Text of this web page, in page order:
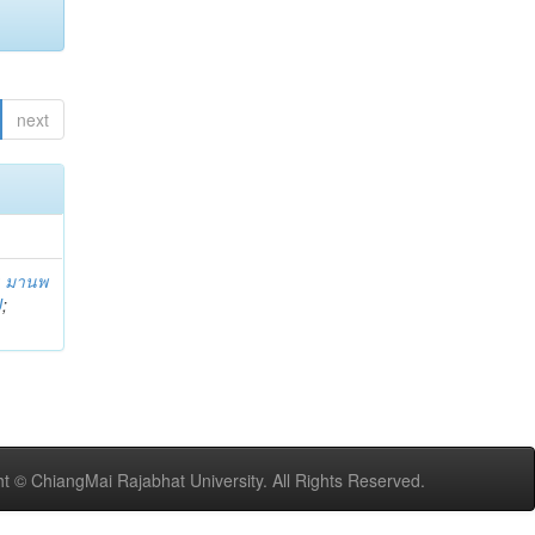
next
มานพ
;
© ChiangMai Rajabhat University. All Rights Reserved.